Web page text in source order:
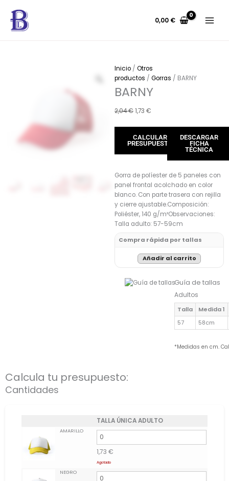
contenido
0,00 €
Inicio / Otros
productos / Gorras / BARNY
BARNY
2,04€El
era:
1,73 €
es:
CALCULAR
PRESUPUESTO
DESCARGAR
FICHA
TÉCNICA
Gorra de políester de 5 paneles con
panel frontal acolchado en color
blanco. Con parte trasera con rejilla
y cierre ajustable.Composición:
Poliéster, 140 g/m²Observaciones:
Talla adulto: 57-59cm
Compra rápida por tallas
Añadir al carrito
Guía de tallas
Adultos
Talla
Medida 1
57
58cm
*Medidas en cm.
Calcula tu presupuesto:
Cantidades
TALLA ÚNICA ADULTO
AMARILLO
1,73 €
Agotado
NEGRO